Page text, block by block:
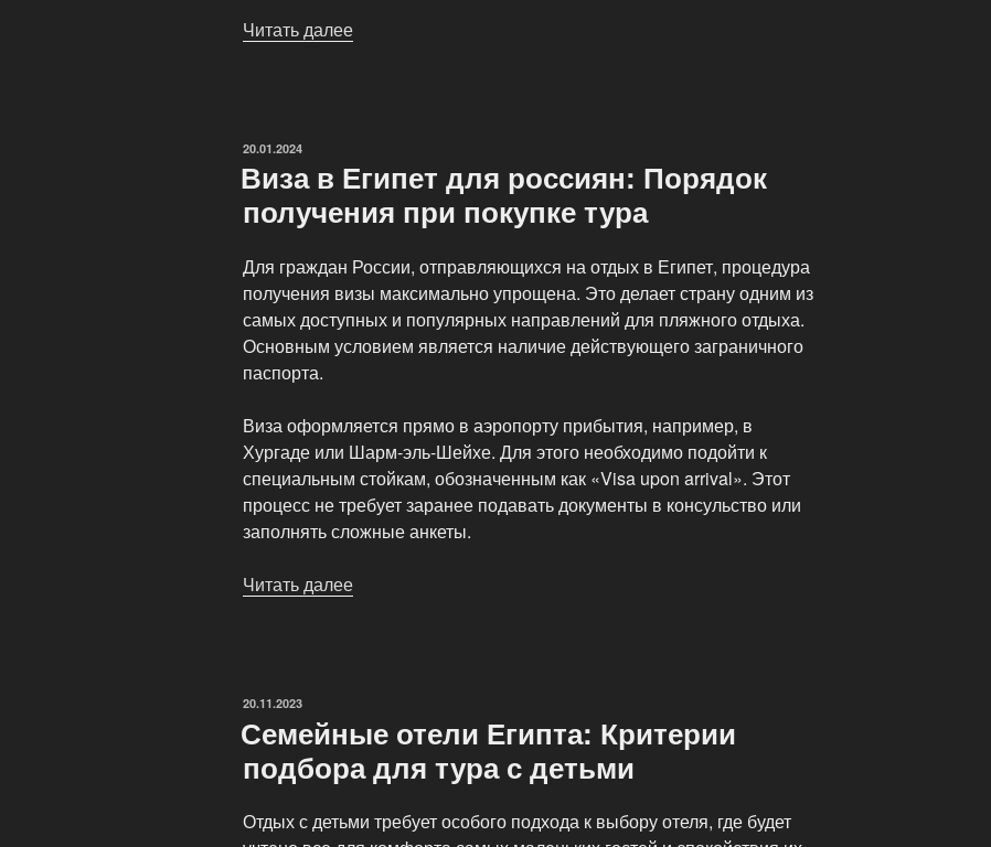
Читать далее
на
что
внимание»
ОПУБЛИКОВАНО
20.01.2024
Виза в Египет для россиян: Порядок
получения при покупке тура
Для граждан России, отправляющихся на отдых в Египет, процедура
получения визы максимально упрощена. Это делает страну одним из
самых доступных и популярных направлений для пляжного отдыха.
Основным условием является наличие действующего заграничного
паспорта.
Виза оформляется прямо в аэропорту прибытия, например, в
Хургаде или Шарм-эль-Шейхе. Для этого необходимо подойти к
специальным стойкам, обозначенным как «Visa upon arrival». Этот
процесс не требует заранее подавать документы в консульство или
заполнять сложные анкеты.
Читать далее
получения
при
тура»
ОПУБЛИКОВАНО
20.11.2023
Семейные отели Египта: Критерии
подбора для тура с детьми
Отдых с детьми требует особого подхода к выбору отеля, где будет